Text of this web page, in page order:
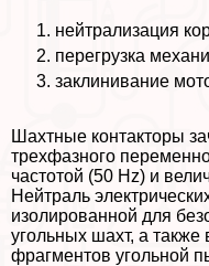
нейтрализация
перегрузка
заклинивание
Шахтные контакторы
трехфазного
частотой (50 Hz) и
Нейтраль
изолированной для
угольных шахт, а также
фрагментов угольной